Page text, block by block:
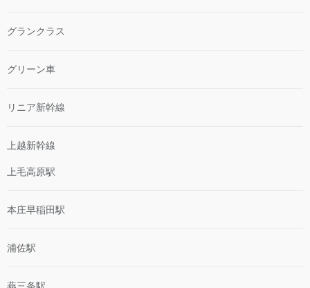
グランクラス
グリーン車
リニア新幹線
上越新幹線
上毛高原駅
本庄早稲田駅
浦佐駅